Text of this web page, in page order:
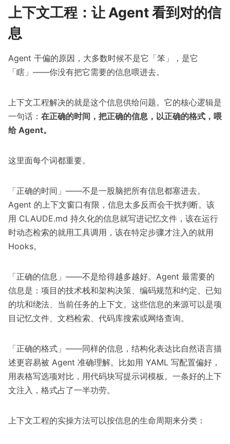
上下文工程：让 Agent 看到对的信
息
Agent 干偏的原因，大多数时候不是它「笨」，是它
「瞎」——你没有把它需要的信息喂进去。
上下文工程解决的就是这个信息供给问题。它的核心逻辑是
一句话： 在正确的时间，把正确的信息，以正确的格式，喂
给 Agent。
这里面每个词都重要。
「正确的时间」——不是一股脑把所有信息都塞进去。
Agent 的上下文窗口有限，信息太多反而会干扰判断。该
用 CLAUDE.md 持久化的信息就写进记忆文件，该在运行
时动态检索的就用工具调用，该在特定步骤才注入的就用
Hooks。
「正确的信息」——不是给得越多越好。Agent 最需要的
信息是：项目的技术栈和架构决策、编码规范和约定、已知
的坑和绕法、当前任务的上下文。这些信息的来源可以是项
目记忆文件、文档检索、代码库搜索或网络查询。
「正确的格式」——同样的信息，结构化表达比自然语言描
述更容易被 Agent 准确理解。比如用 YAML 写配置偏好，
用表格写选项对比，用代码块写提示词模板。一条好的上下
文注入，格式占了一半功劳。
上下文工程的实操方法可以按信息的生命周期来分类：